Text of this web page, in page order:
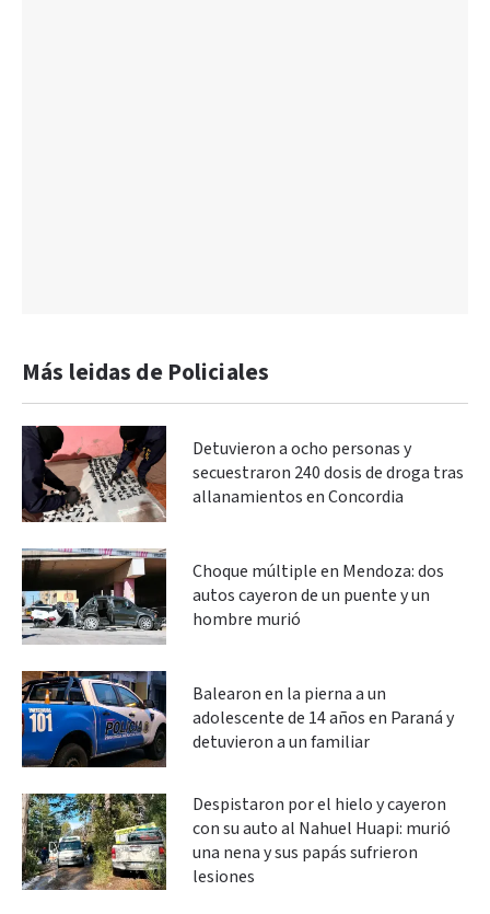
Más leidas de Policiales
Detuvieron a ocho personas y
secuestraron 240 dosis de droga tras
allanamientos en Concordia
Choque múltiple en Mendoza: dos
autos cayeron de un puente y un
hombre murió
Balearon en la pierna a un
adolescente de 14 años en Paraná y
detuvieron a un familiar
Despistaron por el hielo y cayeron
con su auto al Nahuel Huapi: murió
una nena y sus papás sufrieron
lesiones